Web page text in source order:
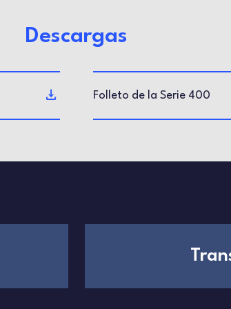
Descargas
Folleto de la Serie 400